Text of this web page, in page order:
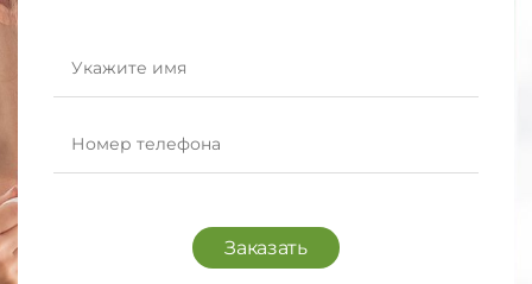
Заказать